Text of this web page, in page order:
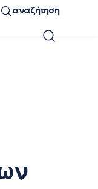
αναζήτηση